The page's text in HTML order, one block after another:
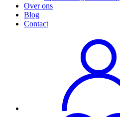
Over ons
Blog
Contact